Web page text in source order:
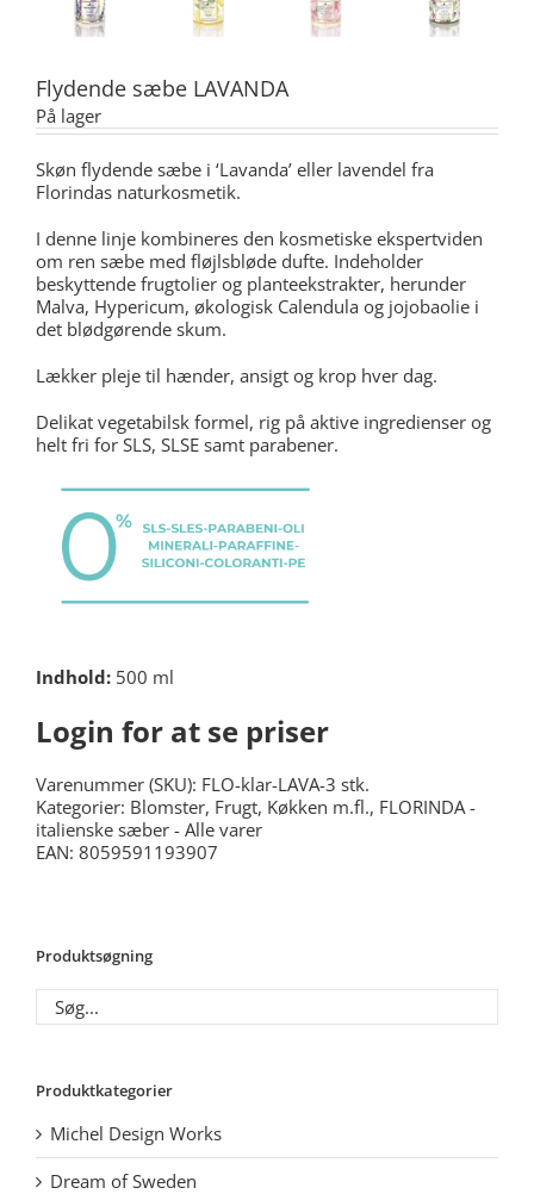
Flydende sæbe LAVANDA
På lager
Skøn flydende sæbe i ‘Lavanda’ eller lavendel fra
Florindas naturkosmetik.
I denne linje kombineres den kosmetiske ekspertviden
om ren sæbe med fløjlsbløde dufte. Indeholder
beskyttende frugtolier og planteekstrakter, herunder
Malva, Hypericum, økologisk Calendula og jojobaolie i
det blødgørende skum.
Lækker pleje til hænder, ansigt og krop hver dag.
Delikat vegetabilsk formel, rig på aktive ingredienser og
helt fri for SLS, SLSE samt parabener.
Indhold: 500 ml
Login for at se priser
Varenummer (SKU): FLO-klar-LAVA-3 stk.
Kategorier: Blomster, Frugt, Køkken m.fl., FLORINDA -
italienske sæber - Alle varer
EAN: 8059591193907
Produktsøgning
Produktkategorier
Michel Design Works
Dream of Sweden